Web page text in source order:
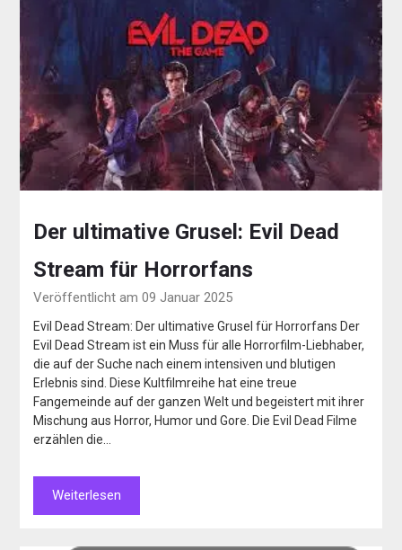
Der ultimative Grusel: Evil Dead
Stream für Horrorfans
Veröffentlicht am 09 Januar 2025
Evil Dead Stream: Der ultimative Grusel für Horrorfans Der
Evil Dead Stream ist ein Muss für alle Horrorfilm-Liebhaber,
die auf der Suche nach einem intensiven und blutigen
Erlebnis sind. Diese Kultfilmreihe hat eine treue
Fangemeinde auf der ganzen Welt und begeistert mit ihrer
Mischung aus Horror, Humor und Gore. Die Evil Dead Filme
erzählen die…
Weiterlesen